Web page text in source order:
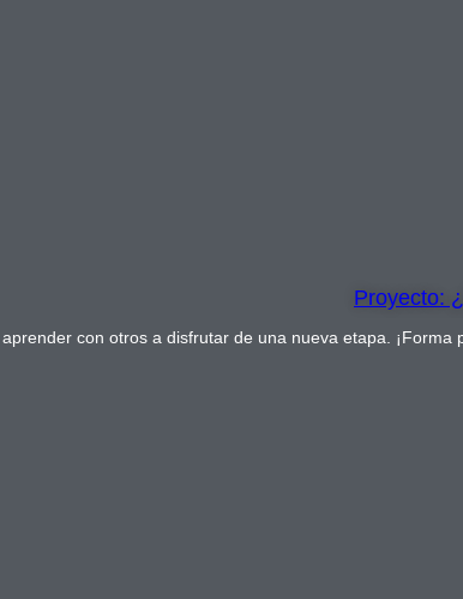
Proyecto:
con otros a disfrutar de una nueva etapa. ¡Forma